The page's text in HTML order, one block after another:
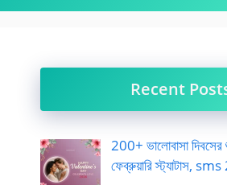
Recent
200+ ভালোবাসা
ফেব্রুয়ারি স্ট্যাটাস,